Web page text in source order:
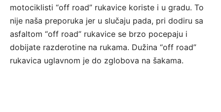
motociklisti “off road” rukavice koriste i u gradu. To
nije naša preporuka jer u slučaju pada, pri dodiru sa
asfaltom “off road” rukavice se brzo pocepaju i
dobijate razderotine na rukama. Dužina “off road”
rukavica uglavnom je do zglobova na šakama.